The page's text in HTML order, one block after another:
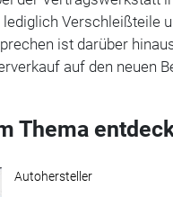
Verschleißteile
ist darüber
auf den neuen
Thema
Autohersteller